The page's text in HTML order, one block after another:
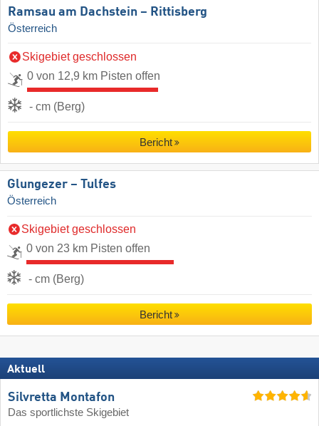
Ramsau am Dachstein – Rittisberg
Österreich
Skigebiet geschlossen
0 von 12,9 km Pisten offen
- cm (Berg)
Bericht
Glungezer – Tulfes
Österreich
Skigebiet geschlossen
0 von 23 km Pisten offen
- cm (Berg)
Bericht
Aktuell
Silvretta Montafon
Das sportlichste Skigebiet